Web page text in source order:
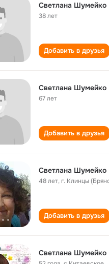
Светлана Шумейко
38 лет
Добавить в друзья
Светлана Шумейко
67 лет
Добавить в друзья
Светлана Шумейко
48 лет,г. Клинцы
Добавить в друзья
Светлана Шумейко